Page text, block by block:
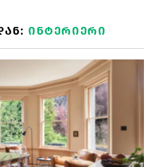
ᲘᲜᲢᲔᲠᲘᲔᲠᲘ